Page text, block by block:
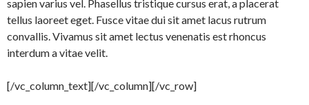
sapien varius vel. Phasellus tristique cursus erat, a placerat
tellus laoreet eget. Fusce vitae dui sit amet lacus rutrum
convallis. Vivamus sit amet lectus venenatis est rhoncus
interdum a vitae velit.
[/vc_column_text][/vc_column][/vc_row]